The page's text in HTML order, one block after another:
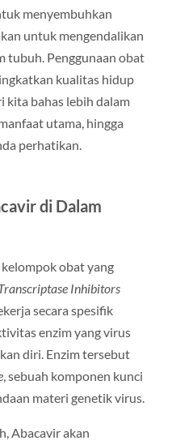
menyembuhkan
untuk mengendalikan
tubuh. Penggunaan obat
kualitas hidup
kita bahas lebih dalam
utama, hingga
perhatikan.
di Dalam
obat yang
Inhibitors
secara spesifik
enzim yang virus
diri. Enzim tersebut
, sebuah komponen kunci
materi genetik virus.
Abacavir akan